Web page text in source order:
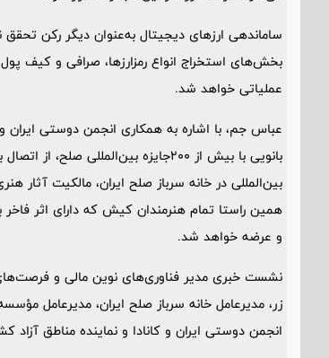
ساماندهی ارزهای دیجیتال به‌عنوان دیگر رکن تحقق
بخش‌های استخراج انواع رمزارزها، صرافی و کیف پول
عملیاتی خواهد شد.
عباس جم، با اشاره به همکاری انجمن دوستی ایران و
بین‌المللی در خانه سرباز صلح ایران، مالکیت آثار
و عرضه خواهد شد.
نشست خبری مدیر فناوری‌های نوین مالی و
زر، مدیرعامل خانه سرباز صلح ایران، مدیرعامل
انجمن دوستی ایران و کانادا و نماینده مناطق آزاد